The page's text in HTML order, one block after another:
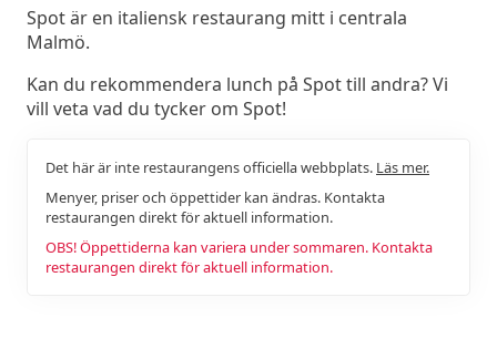
Spot är en italiensk restaurang mitt i centrala
Malmö.
Kan du rekommendera lunch på Spot till andra? Vi
vill veta vad du tycker om Spot!
Det här är inte restaurangens officiella webbplats. Läs mer.
Menyer, priser och öppettider kan ändras. Kontakta
restaurangen direkt för aktuell information.
OBS! Öppettiderna kan variera under sommaren. Kontakta
restaurangen direkt för aktuell information.